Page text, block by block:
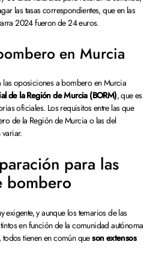
las tasas correspondientes, que en las
2024 fueron de 24 euros.
en Murcia
las oposiciones a bombero en Murcia
de la Región de Murcia (BORM), que es
oficiales. Los requisitos entre las que
de la Región de Murcia o las del
para las
bombero
y aunque los temarios de las
en función de la comunidad autónoma
tienen en común queson extensos